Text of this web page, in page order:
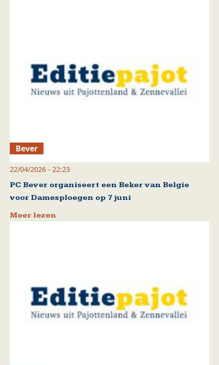
Bever
22/04/2026 - 22:23
PC Bever organiseert een Beker van Belgie
voor Damesploegen op 7 juni
Meer lezen